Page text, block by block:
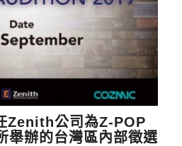
Zenith公司為Z-POP
辦的台灣區內部徵選